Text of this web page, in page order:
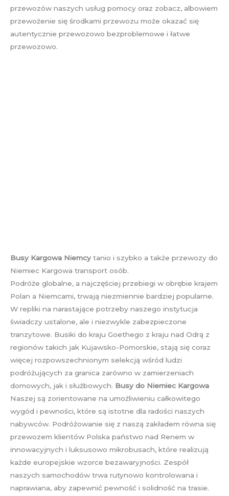
przewozów naszych usług pomocy oraz zobacz, albowiem
przewożenie się środkami przewozu może okazać się
autentycznie przewozowo bezproblemowe i łatwe
przewozowo.
Busy Kargowa Niemcy tanio i szybko a także przewozy do
Niemiec Kargowa transport osób.
Podróże globalne, a najczęściej przebiegi w obrębie krajem
Polan a Niemcami, trwają niezmiennie bardziej popularne.
W repliki na narastające potrzeby naszego instytucja
świadczy ustalone, ale i niezwykle zabezpieczone
tranzytowe. Busiki do kraju Goethego z kraju nad Odrą z
regionów takich jak Kujawsko-Pomorskie, stają się coraz
więcej rozpowszechnionym selekcją wśród ludzi
podróżujących za granica zarówno w zamierzeniach
domowych, jak i służbowych. Busy do Niemiec Kargowa
Naszej są zorientowane na umożliwieniu całkowitego
wygód i pewności, które są istotne dla radości naszych
nabywców. Podróżowanie się z naszą zakładem równa się
przewozem klientów Polska państwo nad Renem w
innowacyjnych i luksusowo mikrobusach, które realizują
każde europejskie wzorce bezawaryjności. Zespół
naszych samochodów trwa rutynowo kontrolowana i
naprawiana, aby zapewnić pewność i solidność na trasie.